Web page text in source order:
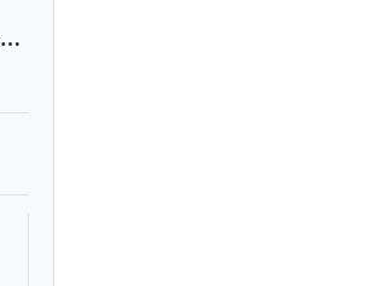
Cae banda de asesinos en Sogamoso